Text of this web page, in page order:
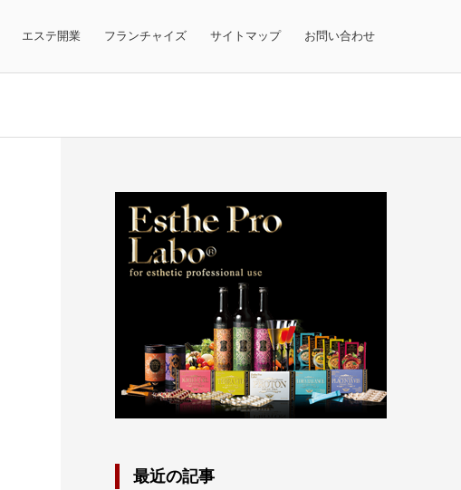
エステ開業 フランチャイズ サイトマップ お問い合わせ
最近の記事